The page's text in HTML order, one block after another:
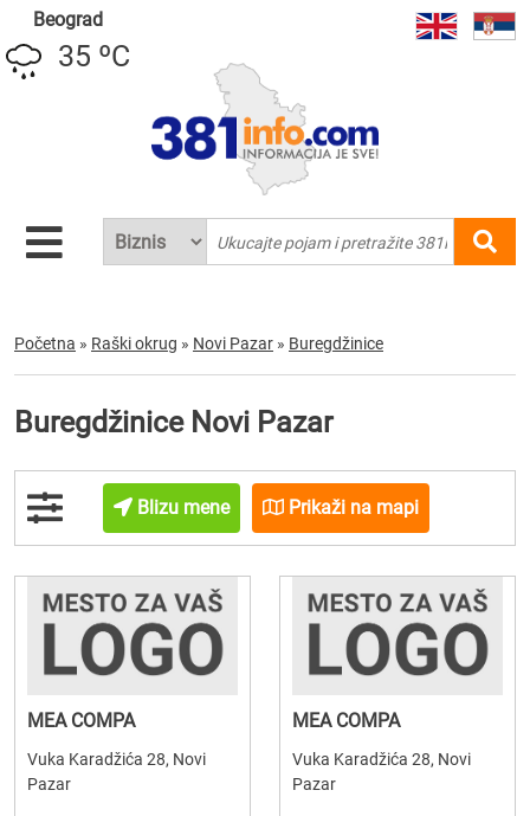
Beograd
35 ºC
Početna » Raški okrug » Novi Pazar » Buregdžinice
Buregdžinice Novi Pazar
Blizu mene Prikaži na mapi
MEA COMPA
Vuka Karadžića 28, Novi
Pazar
MEA COMPA
Vuka Karadžića 28, Novi
Pazar